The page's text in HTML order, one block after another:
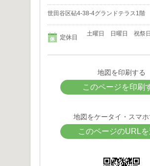
世田谷区砧4-38-4グランドテラス1階
定休日
土曜日 日曜日 祝祭日
地図を印刷する
このページを印刷
地図をケータイ・スマホ
このページのURLを